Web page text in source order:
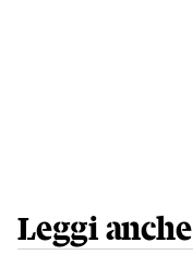
Leggi anche